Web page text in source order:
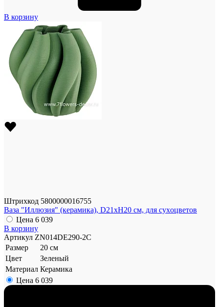
В корзину
Штрихкод 5800000016755
Ваза "Иллюзия" (керамика), D21xH20 см, для суxоцветов
Цена 6 039
В корзину
Артикул ZN014DE290-2C
Размер
20 см
Цвет
Зеленый
Материал Керамика
Цена 6 039